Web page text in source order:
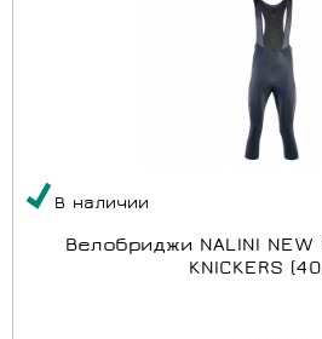
В наличии
Велобриджи NALINI NEW
KNICKERS